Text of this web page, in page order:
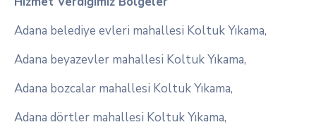
Adana belediye evleri mahallesi Koltuk Yıkama,
Adana beyazevler mahallesi Koltuk Yıkama,
Adana bozcalar mahallesi Koltuk Yıkama,
Adana dörtler mahallesi Koltuk Yıkama,